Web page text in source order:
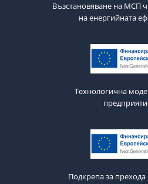
Възстановяване на МСП
на енергийната
Технологична
Подкрепа за